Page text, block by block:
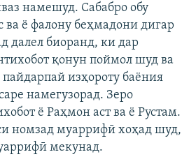
намешуд. Сабабро обу
ва ё фалону беҳмадони дигар
далел биоранд, ки дар
қонун поймол шуд ва
изҳороту баёния
намегузорад. Зеро
ё Раҳмон аст ва ё Рустам.
номзад муаррифӣ хоҳад шуд,
мекунад.